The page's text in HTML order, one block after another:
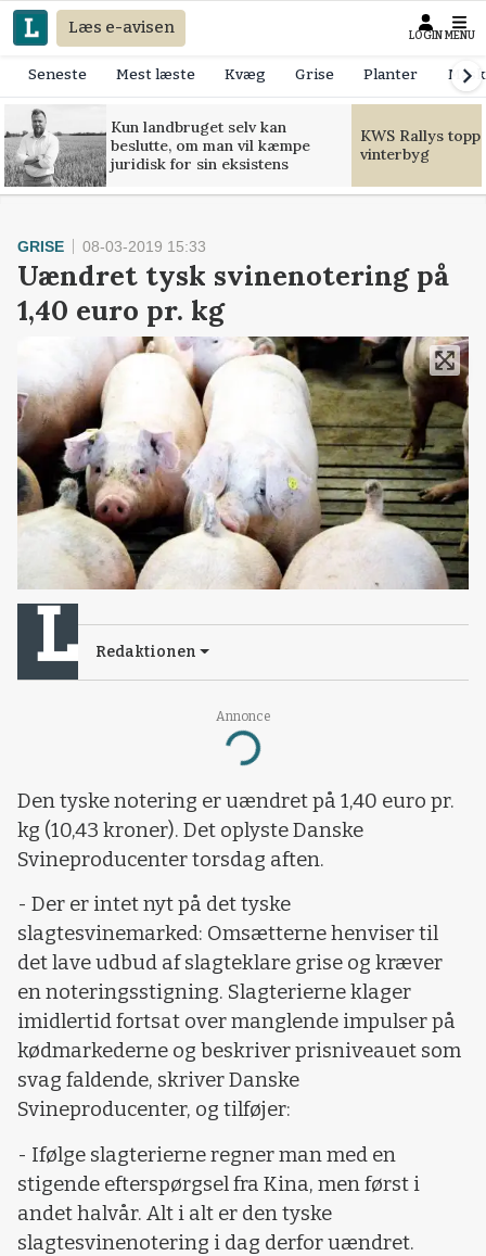
Læs e-avisen LOGIN MENU
Seneste Mest læste Kvæg Grise Planter
Kun landbruget selv kan
beslutte, om man vil kæmpe
juridisk for sin eksistens
KWS Rallys
vinterbyg
Annonce
Loading...
GRISE 08-03-2019 15:33
Uændret tysk svinenotering på
1,40 euro pr. kg
Redaktionen
Den tyske notering er uændret på 1,40 euro pr.
kg (10,43 kroner). Det oplyste Danske
Svineproducenter torsdag aften.
- Der er intet nyt på det tyske
slagtesvinemarked: Omsætterne henviser til
det lave udbud af slagteklare grise og kræver
en noteringsstigning. Slagterierne klager
imidlertid fortsat over manglende impulser på
kødmarkederne og beskriver prisniveauet som
svag faldende, skriver Danske
Svineproducenter, og tilføjer:
- Ifølge slagterierne regner man med en
stigende efterspørgsel fra Kina, men først i
andet halvår. Alt i alt er den tyske
slagtesvinenotering i dag derfor uændret.